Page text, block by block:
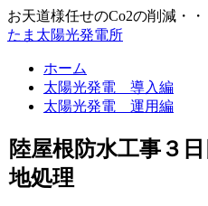
お天道様任せのCo2の削減・・
たま太陽光発電所
ホーム
太陽光発電 導入編
太陽光発電 運用編
陸屋根防水工事３
地処理